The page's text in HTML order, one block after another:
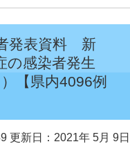
発表資料 新
の感染者発生
【県内4096例
更新日：2021年 5月 9日